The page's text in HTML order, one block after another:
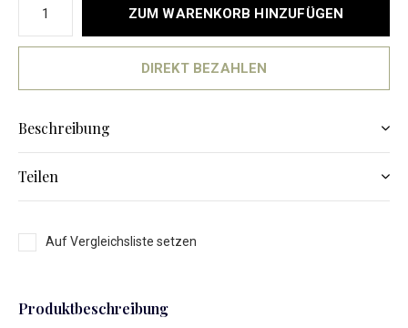
ZUM WARENKORB HINZUFÜGEN
DIREKT BEZAHLEN
Beschreibung
Teilen
Auf Vergleichsliste setzen
Produktbeschreibung